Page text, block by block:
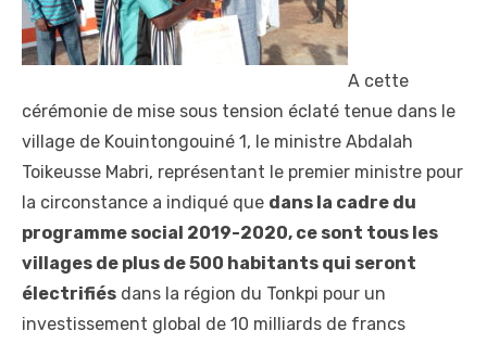
A cette
cérémonie de mise sous tension éclaté tenue dans le
village de Kouintongouiné 1, le ministre Abdalah
Toikeusse Mabri, représentant le premier ministre pour
la circonstance a indiqué que dans la cadre du
programme social 2019-2020, ce sont tous les
villages de plus de 500 habitants qui seront
électrifiés dans la région du Tonkpi pour un
investissement global de 10 milliards de francs